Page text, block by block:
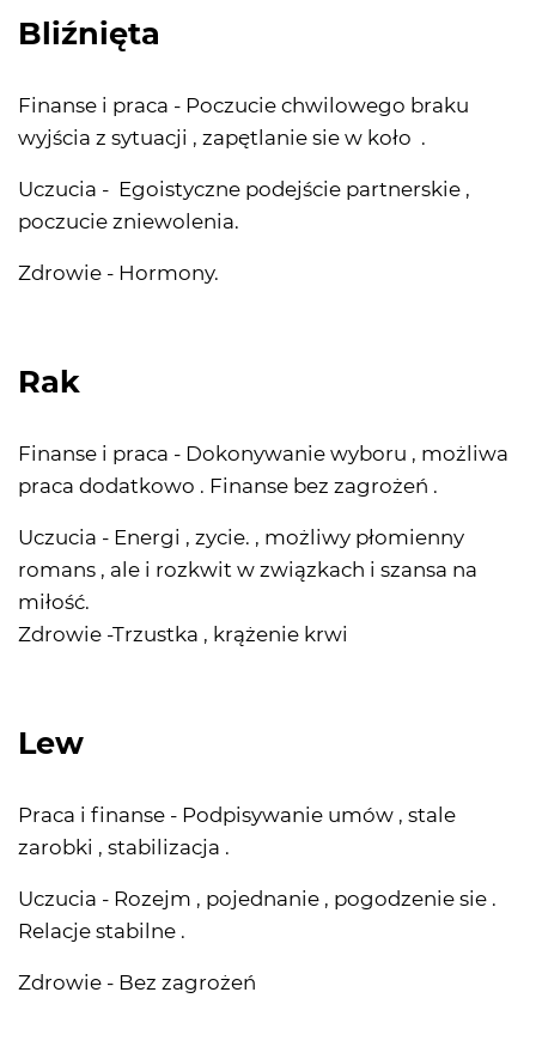
Bliźnięta
Finanse i praca - Poczucie chwilowego braku
wyjścia z sytuacji , zapętlanie sie w koło .
Uczucia - Egoistyczne podejście partnerskie ,
poczucie zniewolenia.
Zdrowie - Hormony.
Rak
Finanse i praca - Dokonywanie wyboru , możliwa
praca dodatkowo . Finanse bez zagrożeń .
Uczucia - Energi , zycie. , możliwy płomienny
romans , ale i rozkwit w związkach i szansa na
miłość.
Zdrowie -Trzustka , krążenie krwi
Lew
Praca i finanse - Podpisywanie umów , stale
zarobki , stabilizacja .
Uczucia - Rozejm , pojednanie , pogodzenie sie .
Relacje stabilne .
Zdrowie - Bez zagrożeń